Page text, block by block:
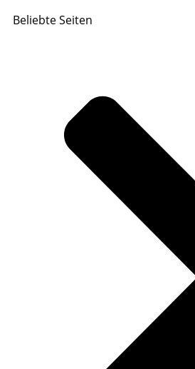
Beliebte Seiten